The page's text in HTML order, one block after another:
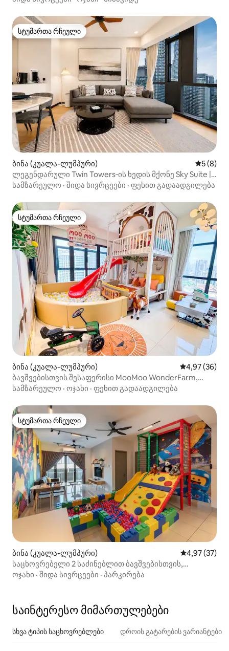
სტუმართა რჩეული
სტუმართა რჩეული
ბინა (კუალა-ლუმპური) საშუალო
5 (8)
ლეგენდარული Twin Towers‑ის ხედის მქონე Sky Suite |
Star Residence
სამზარეულო · შიდა სივრცეები · ფეხით გადაადგილება
სტუმართა რჩეული
სტუმართა რჩეული
ბინა (კუალა-ლუმპური) საშუალო
4,97 (36)
ბავშვებისთვის შესაფერისი MooMoo WonderFarm,
5 წუთში TRX Pavilion-იდან
სამზარეულო · ოჯახი · ფეხით გადაადგილება
სტუმართა რჩეული
სტუმართა რჩეული
ბინა (კუალა-ლუმპური) საშუალო
4,97 (37)
საცხოვრებელი 2 საძინებლით ბავშვებისთვის,
One Residences | CityNest
ოჯახი · შიდა სივრცეები · პარკირება
საინტერესო მიმართულებები
სხვა ტიპის საცხოვრებლები დროის გატარების ვარიანტები